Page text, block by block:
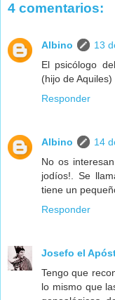
4 comentarios:
Albino
13
El psicólogo
(hijo de Aquiles)
Responder
Albino
14
No os
jodíos!. Se
tiene un
Responder
Josefo el
Tengo que
lo mismo que